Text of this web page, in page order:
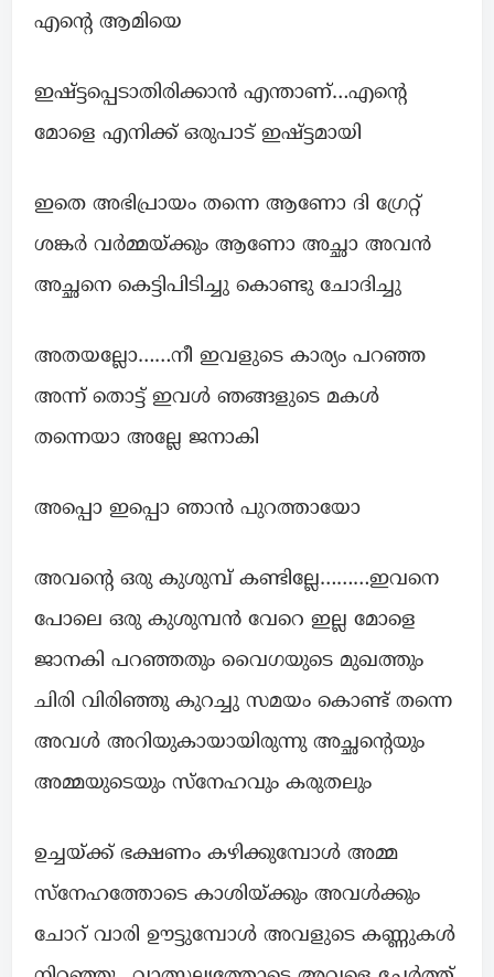
എന്റെ ആമിയെ
ഇഷ്ട്ടപ്പെടാതിരിക്കാൻ എന്താണ്…എന്റെ
മോളെ എനിക്ക് ഒരുപാട് ഇഷ്ട്ടമായി
ഇതെ അഭിപ്രായം തന്നെ ആണോ ദി ഗ്രേറ്റ്
ശങ്കർ വർമ്മയ്ക്കും ആണോ അച്ഛാ അവൻ
അച്ഛനെ കെട്ടിപിടിച്ചു കൊണ്ടു ചോദിച്ചു
അതയല്ലോ……നീ ഇവളുടെ കാര്യം പറഞ്ഞ
അന്ന് തൊട്ട് ഇവൾ ഞങ്ങളുടെ മകൾ
തന്നെയാ അല്ലേ ജനാകി
അപ്പൊ ഇപ്പൊ ഞാൻ പുറത്തായോ
അവന്റെ ഒരു കുശുമ്പ് കണ്ടില്ലേ………ഇവനെ
പോലെ ഒരു കുശുമ്പൻ വേറെ ഇല്ല മോളെ
ജാനകി പറഞ്ഞതും വൈഗയുടെ മുഖത്തും
ചിരി വിരിഞ്ഞു കുറച്ചു സമയം കൊണ്ട് തന്നെ
അവൾ അറിയുകായായിരുന്നു അച്ഛന്റെയും
അമ്മയുടെയും സ്നേഹവും കരുതലും
ഉച്ചയ്ക്ക് ഭക്ഷണം കഴിക്കുമ്പോൾ അമ്മ
സ്നേഹത്തോടെ കാശിയ്ക്കും അവൾക്കും
ചോറ് വാരി ഊട്ടുമ്പോൾ അവളുടെ കണ്ണുകൾ